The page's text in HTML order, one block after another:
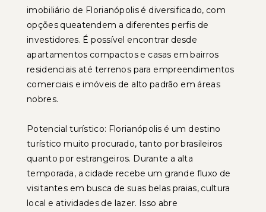
imobiliário de Florianópolis é diversificado, com
opções queatendem a diferentes perfis de
investidores. É possível encontrar desde
apartamentos compactos e casas em bairros
residenciais até terrenos para empreendimentos
comerciais e imóveis de alto padrão em áreas
nobres.
Potencial turístico: Florianópolis é um destino
turístico muito procurado, tanto por brasileiros
quanto por estrangeiros. Durante a alta
temporada, a cidade recebe um grande fluxo de
visitantes em busca de suas belas praias, cultura
local e atividades de lazer. Isso abre